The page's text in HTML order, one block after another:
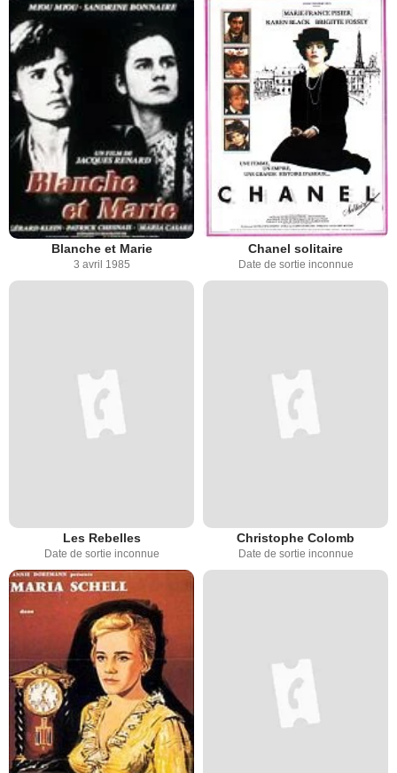
Blanche et Marie
3 avril 1985
Chanel solitaire
Date de sortie inconnue
Les Rebelles
Date de sortie inconnue
Christophe Colomb
Date de sortie inconnue